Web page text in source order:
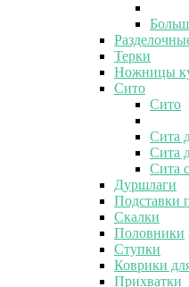
Терки
Ножницы
Сито
Сито
Сита
Сита
Сита
Дуршлаги
Подставки
Скалки
Половники
Ступки
Коврики
Прихватки